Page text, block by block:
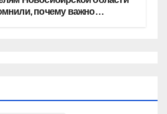
почему важно